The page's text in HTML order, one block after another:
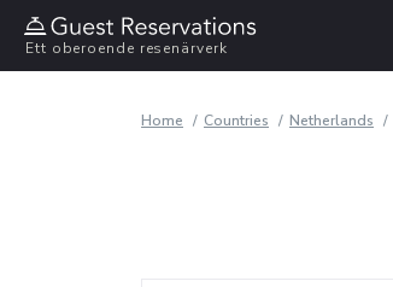
Ett oberoende resenärverk
Home Countries Netherlands